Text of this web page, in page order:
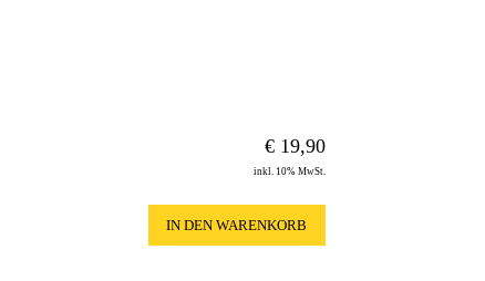
€ 19,90
inkl. 10% MwSt.
IN DEN WARENKORB